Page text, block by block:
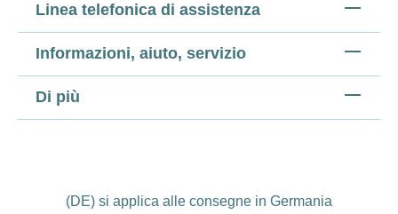
Linea telefonica di assistenza
Informazioni, aiuto, servizio
Di più
(DE) si applica alle consegne in Germania